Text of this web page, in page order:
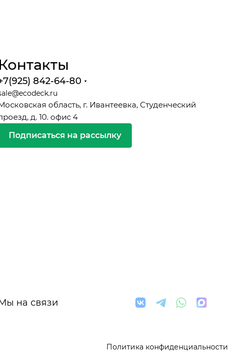
Контакты
842-64-80
область, г. Ивантеевка, Студенческий
д. 10. офис 4
Подписаться на рассылку
на связи
Политика конфиденциальности